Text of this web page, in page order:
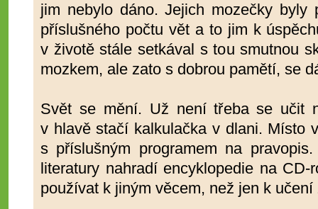
jim nebylo dáno. Jejich mozečky byly
příslušného počtu vět a to jim k
v životě stále setkával s tou smutnou
mozkem, ale zato s dobrou pamětí, se
Svět se mění. Už není třeba se učit
v hlavě stačí kalkulačka v dlani. Místo
s příslušným programem na
literatury nahradí encyklopedie na
používat k jiným věcem, než jen k učení